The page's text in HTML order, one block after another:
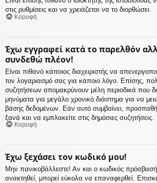
στις ρυθμίσεις και να χρειάζεται να το διορθώσει.
Κορυφή
Έχω εγγραφεί κατά το παρελθόν
συνδεθώ πλέον!
Είναι πιθανό κάποιος διαχειριστής να
τον λογαριασμό σας για κάποιο λόγο. Επίσης,
συζητήσεων απομακρύνουν μέλη περιοδικά που
μηνύματα για μεγάλο χρονικό διάστημα για να
βάσης δεδομένων. Εάν αυτό συμβαίνει,
ξανά και να εμπλακείτε στις δημόσιες συζητήσεις.
Κορυφή
Έχω ξεχάσει τον κωδικό μου!
Μην πανικοβάλλεστε! Αν και ο κωδικός
ανακτηθεί, μπορεί εύκολα να επαναφερθεί.